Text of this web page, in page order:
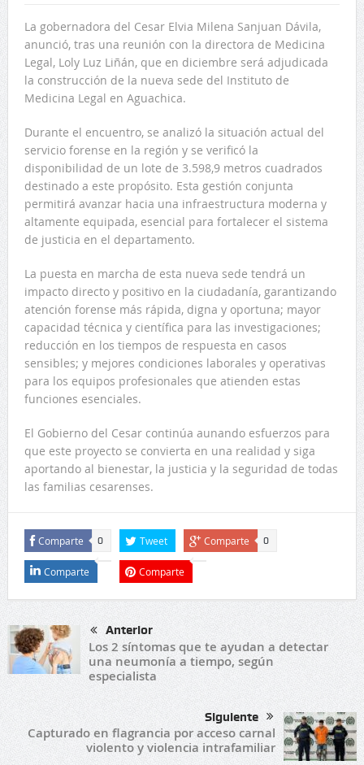
La gobernadora del Cesar Elvia Milena Sanjuan Dávila,
anunció, tras una reunión con la directora de Medicina
Legal, Loly Luz Liñán, que en diciembre será adjudicada
la construcción de la nueva sede del Instituto de
Medicina Legal en Aguachica.
Durante el encuentro, se analizó la situación actual del
servicio forense en la región y se verificó la
disponibilidad de un lote de 3.598,9 metros cuadrados
destinado a este propósito. Esta gestión conjunta
permitirá avanzar hacia una infraestructura moderna y
altamente equipada, esencial para fortalecer el sistema
de justicia en el departamento.
La puesta en marcha de esta nueva sede tendrá un
impacto directo y positivo en la ciudadanía, garantizando
atención forense más rápida, digna y oportuna; mayor
capacidad técnica y científica para las investigaciones;
reducción en los tiempos de respuesta en casos
sensibles; y mejores condiciones laborales y operativas
para los equipos profesionales que atienden estas
funciones esenciales.
El Gobierno del Cesar continúa aunando esfuerzos para
que este proyecto se convierta en una realidad y siga
aportando al bienestar, la justicia y la seguridad de todas
las familias cesarenses.
Comparte 0 Tweet Comparte 0
Comparte Comparte
Anterior
Los 2 síntomas que te ayudan a detectar
una neumonía a tiempo, según
especialista
Siguiente
Capturado en flagrancia por acceso carnal
violento y violencia intrafamiliar